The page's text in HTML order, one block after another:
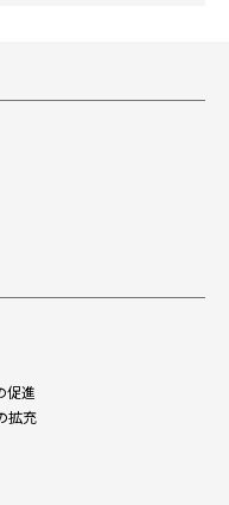
促進
拡充